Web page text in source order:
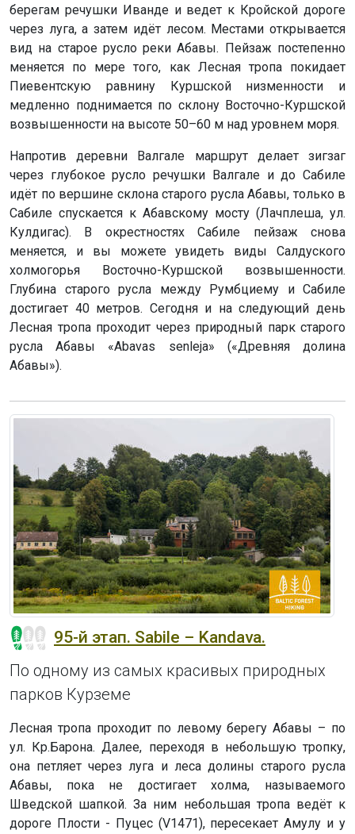
берегам речушки Иванде и ведет к Кройской дороге
через луга, а затем идёт лесом. Местами открывается
вид на старое русло реки Абавы. Пейзаж постепенно
меняется по мере того, как Лесная тропа покидает
Пиевентскую равнину Куршской низменности и
медленно поднимается по склону Восточно-Куршской
возвышенности на высоте 50–60 м над уровнем моря.
Напротив деревни Валгале маршрут делает зигзаг
через глубокое русло речушки Валгале и до Сабиле
идёт по вершине склона старого русла Абавы, только в
Сабиле спускается к Абавскому мосту (Лачплеша, ул.
Кулдигас). В окрестностях Сабиле пейзаж снова
меняется, и вы можете увидеть виды Салдуского
холмогорья Восточно-Куршской возвышенности.
Глубина старого русла между Румбциему и Сабиле
достигает 40 метров. Сегодня и на следующий день
Лесная тропа проходит через природный парк старого
русла Абавы «Abavas senleja» («Древняя долина
Абавы»).
95-й этап. Sabile – Kandava.
По одному из самых красивых природных
парков Курземе
Лесная тропа проходит по левому берегу Абавы – по
ул. Кр.Барона. Далее, переходя в небольшую тропку,
она петляет через луга и леса долины старого русла
Абавы, пока не достигает холма, называемого
Шведской шапкой. За ним небольшая тропа ведёт к
дороге Плости - Пуцес (V1471), пересекает Амулу и у